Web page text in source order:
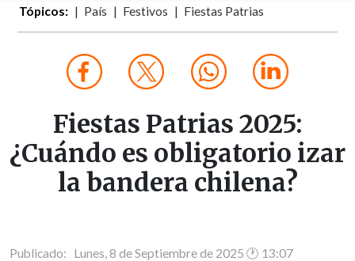
Tópicos: País Festivos Fiestas Patrias
Fiestas Patrias 2025:
¿Cuándo es obligatorio izar
la bandera chilena?
Publicado: Lunes, 8 de Septiembre de 2025 🕐 13:07